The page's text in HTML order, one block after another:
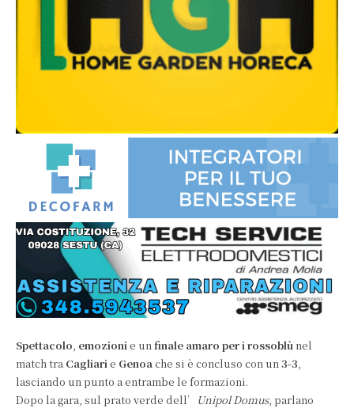
Spettacolo, emozionie unfinale amaro per i rossoblùnel
match tra Cagliarie Genoache si è concluso con un3-3,
lasciando un punto a entrambe le formazioni.
Dopo la gara, sul prato verde dell’
Unipol Domus, parlano